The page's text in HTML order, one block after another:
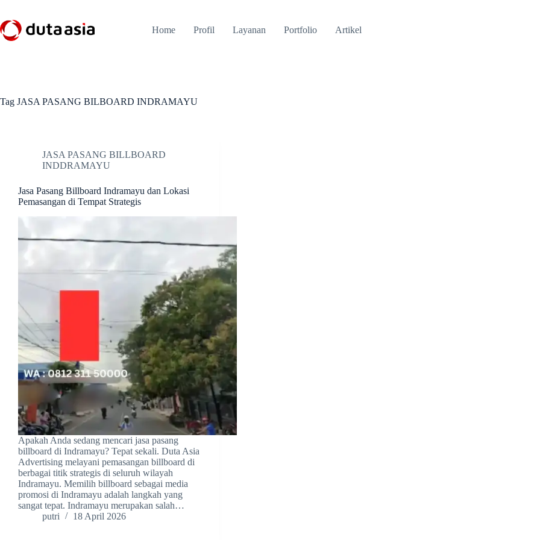
content
Home Profil Layanan Portfolio Artikel
Tag JASA PASANG BILBOARD INDRAMAYU
JASA PASANG BILLBOARD
INDDRAMAYU
Jasa Pasang Billboard Indramayu dan Lokasi
Pemasangan di Tempat Strategis
Apakah Anda sedang mencari jasa pasang
billboard di Indramayu? Tepat sekali. Duta Asia
Advertising melayani pemasangan billboard di
berbagai titik strategis di seluruh wilayah
Indramayu. Memilih billboard sebagai media
promosi di Indramayu adalah langkah yang
sangat tepat. Indramayu merupakan salah…
putri
18 April 2026